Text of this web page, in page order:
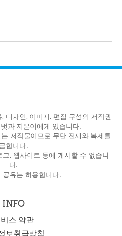
디자인, 이미지, 편집 구성의 저작권
과 지은이에게 있습니다.
저작물이므로 무단 전재와 복제를
금합니다.
, 웹사이트 등에 게시할 수 없습니
다.
공유는 허용합니다.
INFO
스 약관
보취급방침